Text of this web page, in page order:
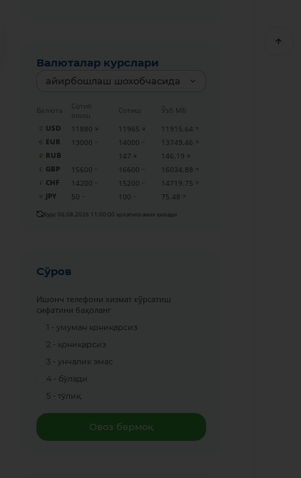
Валюталар курслари
айирбошлаш шохобчасида
Валюта
Сотиб
олиш
Сотиш
Ўзб МБ
USD
11880 11965
11915.64
EUR
13000 14000
13749.46
RUB
147
146.19
GBP
15600 16600
16034.88
CHF
14200 15200
14719.75
JPY
50 100 75.48
Курс 06.08.2026 11:00:00 ҳолатига амал қилади
Сўров
Ишонч телефони хизмат кўрсатиш
сифатини баҳоланг
1 - умуман қониқарсиз
2 - қониқарсиз
3 - унчалик эмас
4 - бўлади
5 - тўлиқ
Овоз бермоқ